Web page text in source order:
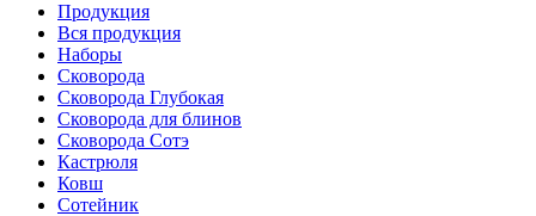
Продукция
Вся продукция
Наборы
Сковорода
Сковорода Глубокая
Сковорода для блинов
Сковорода Сотэ
Кастрюля
Ковш
Сотейник